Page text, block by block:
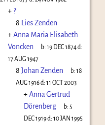
+ ?
8 Lies Zenden
+Anna Maria Elisabeth
Voncken
b:19 DEC 1874d:
17 AUG 1947
8 Johan Zenden b:18
AUG 1916d: 11 OCT 2003
+Anna Gertrud
Dörenberg
b: 5
DEC 1919d: 10 JAN 1995